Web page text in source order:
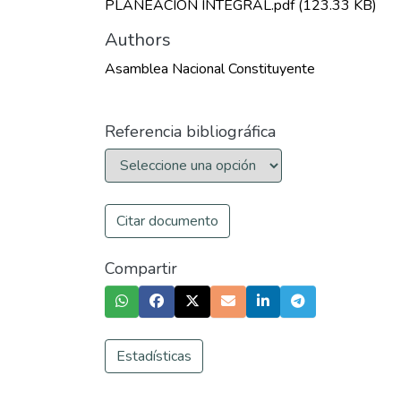
PLANEACION INTEGRAL.pdf(123.33 KB)
Authors
Asamblea Nacional Constituyente
Referencia bibliográfica
Citar documento
Compartir
Estadísticas